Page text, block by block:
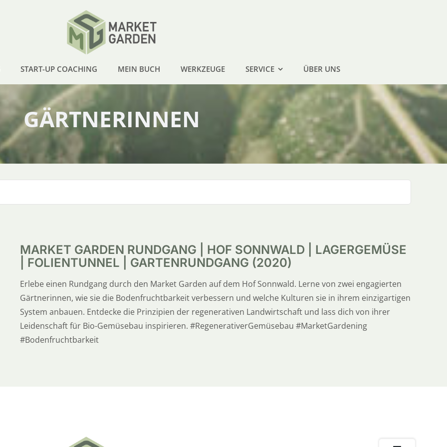
START-UP COACHING MEIN BUCH WERKZEUGE SERVICE ÜBER UNS
GÄRTNERINNEN
MARKET GARDEN RUNDGANG | HOF SONNWALD | LAGERGEMÜSE
| FOLIENTUNNEL | GARTENRUNDGANG (2020)
Erlebe einen Rundgang durch den Market Garden auf dem Hof Sonnwald. Lerne von zwei engagierten
Gärtnerinnen, wie sie die Bodenfruchtbarkeit verbessern und welche Kulturen sie in ihrem einzigartigen
System anbauen. Entdecke die Prinzipien der regenerativen Landwirtschaft und lass dich von ihrer
Leidenschaft für Bio-Gemüsebau inspirieren. #RegenerativerGemüsebau #MarketGardening
#Bodenfruchtbarkeit